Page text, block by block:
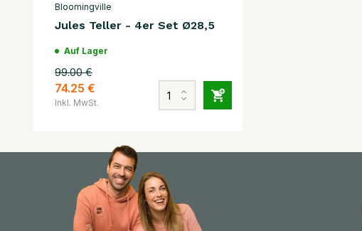
Bloomingville
Jules Teller - 4er Set Ø28,5
Auf Lager
99.00 €
74.25 €
Inkl. MwSt.